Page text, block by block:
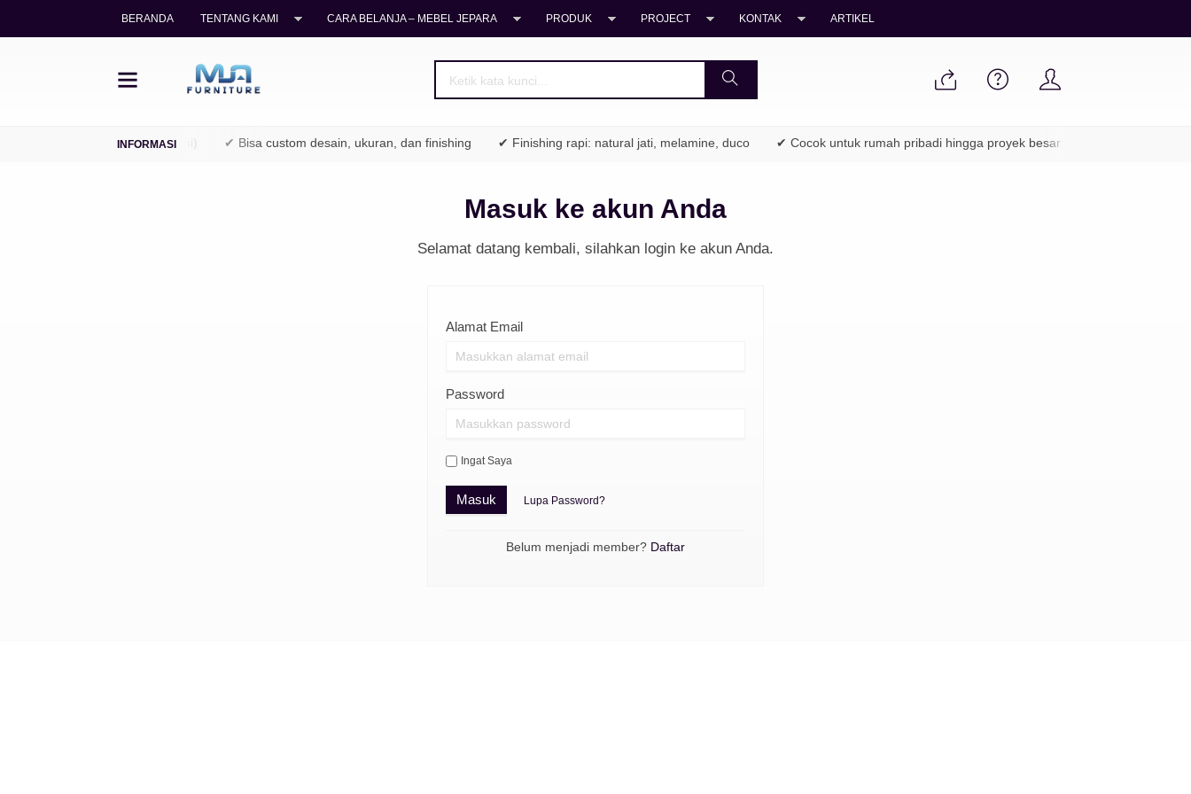
BERANDA TENTANG KAMI CARA BELANJA – MEBEL JEPARA PRODUK PROJECT KONTAK ARTIKEL
kayu jati legal (TPK / Perhutani) ✔ Bisa custom desain, ukuran, dan finishing ✔ Finishing rapi: natural jati, melamine, duco ✔ Cocok untuk rumah pribadi hingga proyek besar
Masuk ke akun Anda
Selamat datang kembali, silahkan login ke akun Anda.
Alamat Email
Password
Ingat Saya
Masuk Lupa Password?
Belum menjadi member? Daftar